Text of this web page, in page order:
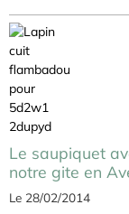
Le saupiquet
notre gite en
Le 28/02/2014